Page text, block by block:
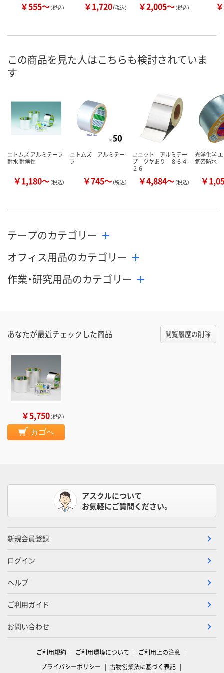
￥555～（税込） ￥1,720（税込） ￥2,005～（税込）
この商品を見た人はこちらも検討されていま
す
ニトムズ アルミテープ
耐水 耐候性
￥1,180～（税込）
ニトムズ アルミテー
プ
￥745～（税込）
ユニット アルミテー
プ ツヤあり ８６４-
２６
￥4,884～（税込）
光洋化学
気密防水
￥
テープのカテゴリー
オフィス用品のカテゴリー
作業・研究用品のカテゴリー
あなたが最近チェックした商品 閲覧履歴の削除
￥5,750（税込）
カゴへ
アスクルについて
お気軽にご質問ください。
新規会員登録
ログイン
ヘルプ
ご利用ガイド
お問い合わせ
ご利用規約 ご利用環境について
ご利用上の注意
プライバシーポリシー
古物営業法に基づく表記